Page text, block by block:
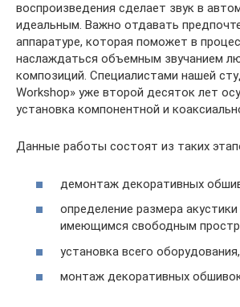
воспроизведения сделает звук в
идеальным. Важно отдавать
аппаратуре, которая поможет в
наслаждаться объемным звучанием
композиций. Специалистами нашей
Workshop» уже второй десяток лет
установка компонентной и
Данные работы состоят из таких
демонтаж декоративных
определение размера
имеющимся свободным
установка всего оборудования,
монтаж декоративных